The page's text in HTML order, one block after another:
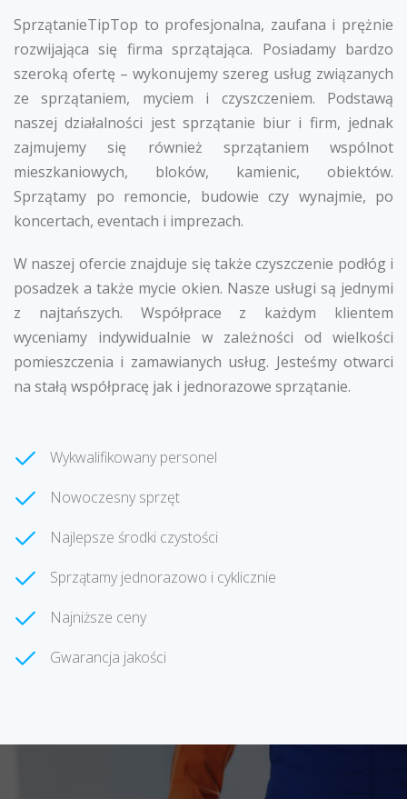
SprzątanieTipTop to profesjonalna, zaufana i prężnie
rozwijająca się firma sprzątająca. Posiadamy bardzo
szeroką ofertę – wykonujemy szereg usług związanych
ze sprzątaniem, myciem i czyszczeniem. Podstawą
naszej działalności jest sprzątanie biur i firm, jednak
zajmujemy się również sprzątaniem wspólnot
mieszkaniowych, bloków, kamienic, obiektów.
Sprzątamy po remoncie, budowie czy wynajmie, po
koncertach, eventach i imprezach.
W naszej ofercie znajduje się także czyszczenie podłóg i
posadzek a także mycie okien. Nasze usługi są jednymi
z najtańszych. Współprace z każdym klientem
wyceniamy indywidualnie w zależności od wielkości
pomieszczenia i zamawianych usług. Jesteśmy otwarci
na stałą współpracę jak i jednorazowe sprzątanie.
Wykwalifikowany personel
Nowoczesny sprzęt
Najlepsze środki czystości
Sprzątamy jednorazowo i cyklicznie
Najniższe ceny
Gwarancja jakości